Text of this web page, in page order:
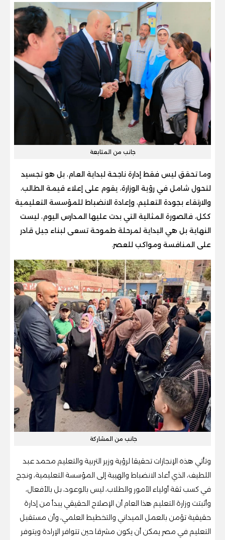
جانب من المتابعة
وما تحقق ليس فقط إدارة ناجحة لبداية العام، بل هو تجسيد
لتحول شامل في رؤية الوزارة، يقوم على إعلاء قيمة الطالب،
والارتقاء بجودة التعليم، وإعادة الانضباط للمؤسسة التعليمية
ككل، فالصورة المثالية التي بدت عليها المدارس اليوم، ليست
النهاية بل هي البداية لمرحلة طموحة تسعى لبناء جيل قادر
على المنافسة ومواكب للعصر.
جانب من المشاركة
وتأتي هذه الإنجازات تحقيقا لرؤية وزير التربية والتعليم محمد عبد
اللطيف، الذي أعاد الانضباط والهيبة إلى المؤسسة التعليمية، ونجح
في كسب ثقة أولياء الأمور والطلاب، ليس بالوعود، بل بالأفعال،
وأثبتت وزارة التعليم هذا العام أن الإصلاح الحقيقي يبدأ من إدارة
حقيقية تؤمن بالعمل الميداني والتخطيط العلمي، وأن مستقبل
التعليم في مصر يمكن أن يكون مشرقا حين تتوافر الإرادة ويتوفر